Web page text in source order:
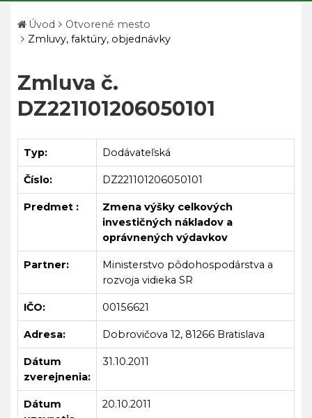
Úvod
Otvorené mesto
Zmluvy, faktúry, objednávky
Zmluva č.
DZ221101206050101
Typ: Dodávateľská
Číslo: DZ221101206050101
Predmet :
Zmena výšky celkových
investičných nákladov a
oprávnených výdavkov
Partner:
Ministerstvo pôdohospodárstva a
rozvoja vidieka SR
IČO: 00156621
Adresa: Dobrovičova 12, 81266 Bratislava
Dátum
zverejnenia:
31.10.2011
Dátum
20.10.2011